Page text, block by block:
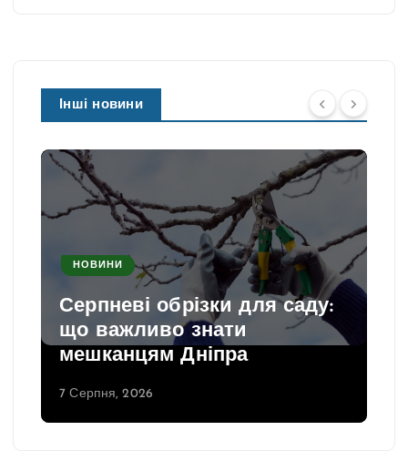
Інші новини
НОВИНИ
Серпневі обрізки для саду:
що важливо знати
мешканцям Дніпра
7 Серпня, 2026